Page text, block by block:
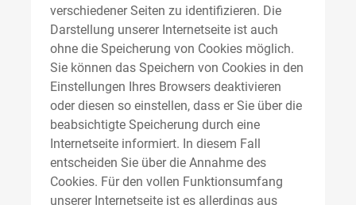
verschiedener Seiten zu identifizieren. Die
Darstellung unserer Internetseite ist auch
ohne die Speicherung von Cookies möglich.
Sie können das Speichern von Cookies in den
Einstellungen Ihres Browsers deaktivieren
oder diesen so einstellen, dass er Sie über die
beabsichtigte Speicherung durch eine
Internetseite informiert. In diesem Fall
entscheiden Sie über die Annahme des
Cookies. Für den vollen Funktionsumfang
unserer Internetseite ist es allerdings aus